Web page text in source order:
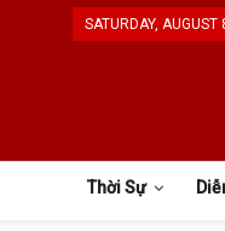
SATURDAY, AUGUST
Thời Sự